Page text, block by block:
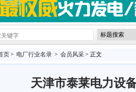
页> 电厂行业名录 > 会员风采> 正文
天津市泰莱电力设